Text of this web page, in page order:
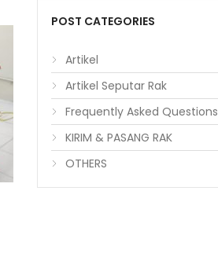
POST CATEGORIES
Artikel
Artikel Seputar Rak
Frequently Asked Questions
KIRIM & PASANG RAK
OTHERS